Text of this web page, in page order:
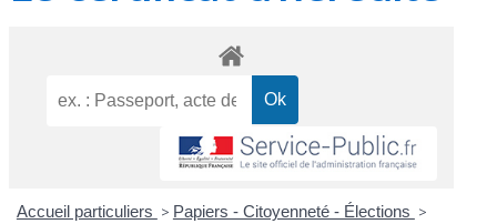
Accueil particuliers > Papiers - Citoyenneté - Élections >